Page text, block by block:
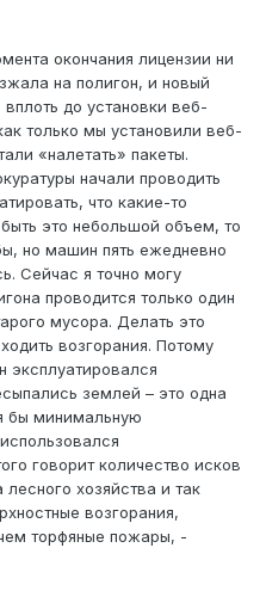
окончания лицензии ни
на полигон, и новый
до установки веб-
только мы установили веб-
«налетать» пакеты.
начали проводить
что какие-то
это небольшой объем, то
но машин пять ежедневно
Сейчас я точно могу
проводится только один
мусора. Делать это
возгорания. Потому
эксплуатировался
землей – это одна
бы минимальную
говорит количество исков
хозяйства и так
возгорания,
торфяные пожары, -